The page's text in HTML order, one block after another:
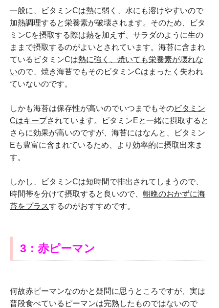
一般に、ビタミンCは熱に弱く、水にも溶けやすいので
加熱調理すると栄養素が破壊されます。そのため、ビタ
ミンCを摂取する際は熱を加えず、サラダのように生の
ままで摂取するのがよいとされています。海苔に含まれ
ているビタミンCは熱に強く、焼いても栄養素が壊れな
いので、焼き海苔でもそのビタミンCはまったく失われ
ていないのです。
しかも海苔は保存性が高いのでいつまでもそのビタミン
Cはキープされています。ビタミンEと一緒に摂取すると
さらに効果が高いのですが、海苔にはなんと、ビタミン
Eも豊富に含まれているため、より効率的に摂取出来ま
す。
しかし、ビタミンCは短時間で排出されてしまうので、
時間帯を分けて摂取すると良いので、 朝晩のおかずに海
苔をプラスするのがおすすめです。
3：赤ピーマン
何故赤ピーマンなのかと疑問に思うところですが、実は
普段食べているピーマンは完熟したものではないので